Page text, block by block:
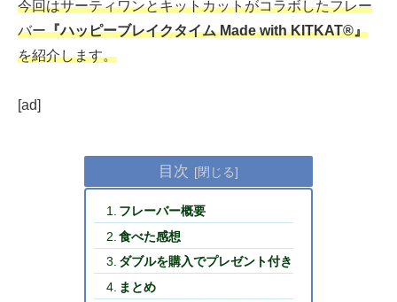
今回はサーティワンとキットカットがコラボしたフレー
バー『ハッピーブレイクタイム Made with KITKAT®』
を紹介します。
[ad]
目次
フレーバー概要
食べた感想
ダブルを購入でプレゼント付き
まとめ